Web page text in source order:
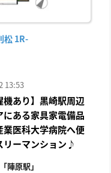
松 1R-
13:53
機あり】黒崎駅周辺
ある家具家電備品
医科大学病院へ便
リーマンション♪
陣原駅」